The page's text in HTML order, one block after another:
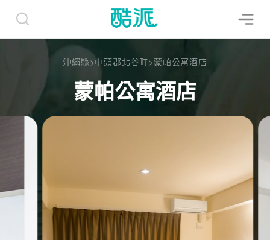
沖繩縣>中頭郡北谷町>蒙帕公寓酒店
蒙帕公寓酒店